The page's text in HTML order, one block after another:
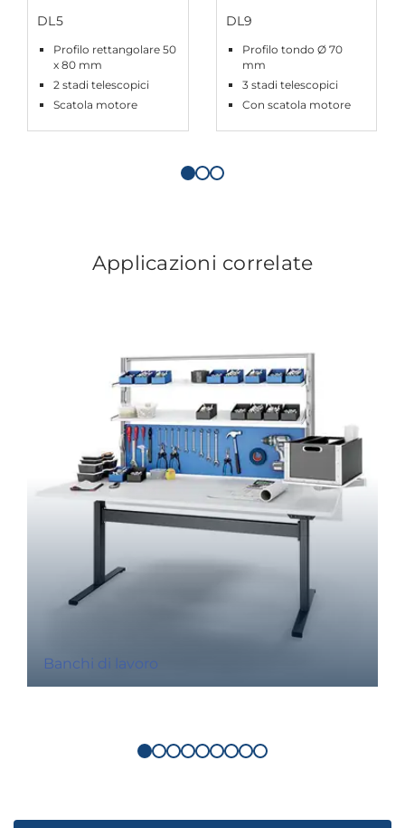
DL5
Profilo rettangolare 50
x 80 mm
2 stadi telescopici
Scatola motore
DL9
Profilo tondo Ø 70
mm
3 stadi telescopici
Con scatola motore
Applicazioni correlate
Banchi di lavoro